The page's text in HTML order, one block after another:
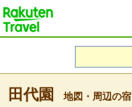
田代園 地図・周辺の宿